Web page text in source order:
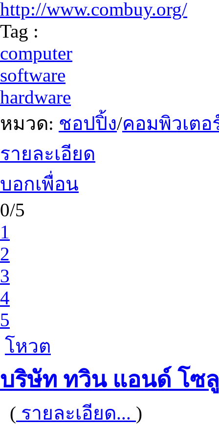
http://www.combuy.org/
Tag :
computer
software
hardware
หมวด: ชอปปิ้ง/คอมพิวเต
รายละเอียด
บอกเพื่อน
0/5
1
2
3
4
5
โหวต
บริษัท ทวิน แอนด์ โซ
( รายละเอียด... )